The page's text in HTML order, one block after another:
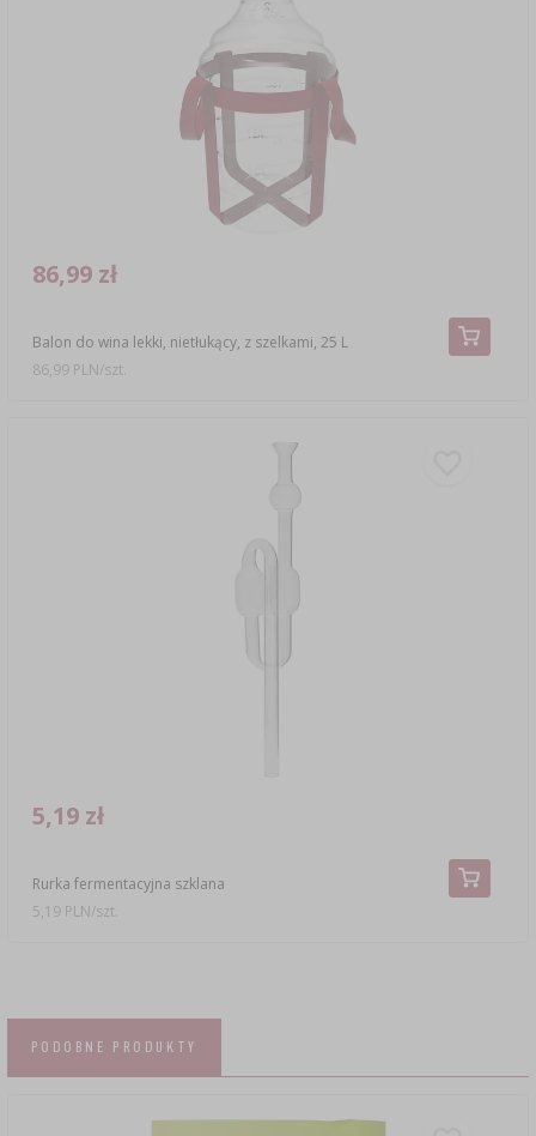
Balon do wina lekki, nietłukący, z szelkami, 25 L
86,99 zł
86,99 PLN/szt.
Rurka fermentacyjna szklana
5,19 zł
5,19 PLN/szt.
PODOBNE PRODUKTY